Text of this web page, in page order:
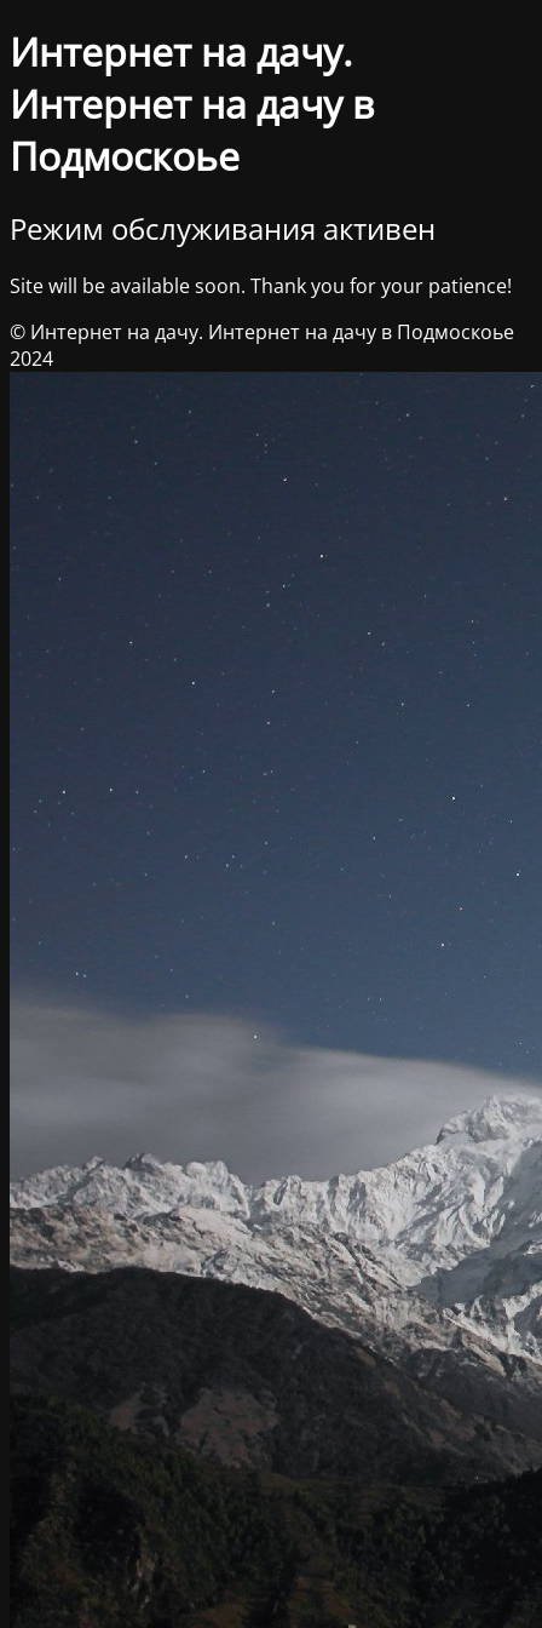
Интернет на дачу.
Интернет на дачу в
Подмоскоье
Режим обслуживания активен
Site will be available soon. Thank you for your patience!
© Интернет на дачу. Интернет на дачу в Подмоскоье
2024